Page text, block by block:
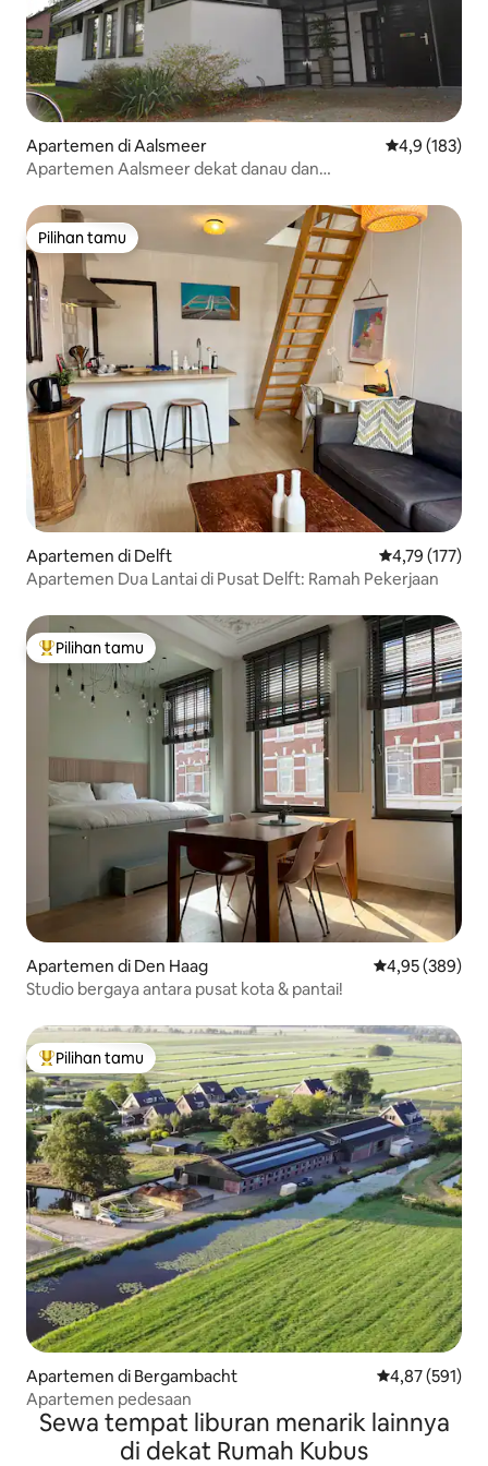
Apartemen di Aalsmeer Nilai rata-rata
4,9 (183)
Apartemen Aalsmeer dekat danau dan
Pilihan tamu
Pilihan tamu
Apartemen di Delft Nilai rata-rata
4,79 (177)
Apartemen Dua Lantai di Pusat Delft: Ramah Pekerjaan
Pilihan tamu terpopuler
Pilihan tamu
Apartemen di Den Haag Nilai rata-rata
4,95 (389)
Studio bergaya antara pusat kota & pantai!
Pilihan tamu terpopuler
Pilihan tamu
Apartemen di Bergambacht Nilai rata-rata
4,87 (591)
Apartemen pedesaan
Sewa tempat liburan menarik lainnya
di dekat Rumah Kubus